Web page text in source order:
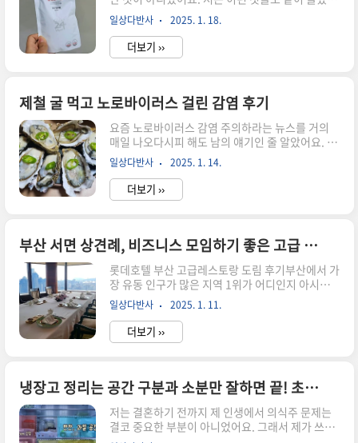
즈워크 장난감을 선물하는 건 어떨까요? 강아지에
게 노즈워크 장난감이 필요한 이유와 초보자도 쉽
게 고르는 노즈워크 장난감에 대..
라구요..ㅎㅎ종일 앉아있어서 늘어난 뱃살모니터
보느라고 늘어난 거북목변비 때문에 화장실에 앉아
있는 시간물 대신 아메리카노 마시고, 샐러드 같은
식이섬유 대신 고기 반찬이나 면 요리 더 많이 먹고,
좋다는 것도 다양하게 먹어봐도 별로 효과가 없었
어요.그런데 최근에 동료가 기가 막히는 걸 발견했
다며 하나 주길래 먹어봤는데, 3일 내내 화장실 못
갔던 거 한 번에 해결했어요. 변비에서 해방되는 이
기분, 진짜 겪어보지 못한 사람은 알 수 없을 거예요
ㅠㅠ 저의 경험담과 함께 꿀팁 공유할께요!!부작용
없는 클린24..
일상다반사 2025. 1. 18.
더보기 ››
제철 굴 먹고 노로바이러스 걸린 감염 후기
요즘 노로바이러스 감염 주의하라는 뉴스를 거의
매일 나오다시피 해도 남의 얘기인 줄 알았어요. 사
실 노로바이러스라는 건 말로만 들었지 정확하게
어디서 어떻게 감염되는지, 그게 무슨 바이러스인
지 잘 알지도 못했어요. 근데 이번에 지옥에서 온 노
로바이러스에 감염되고 나서 뼈저리게 후회했답니
옥을 맛보게 되는 그런 대환장 콜라보레이션이에
요.저는 노로바이러스 처음 걸려봤지만 이건 정말
지옥에서 온 바이러스라고 표현하고 싶을 정도로
최악의 경험이었네요.지옥에서 온 노로바이러스노
로바이러스 감염 경로저는 이번에 친구 집에서 먹
은 생굴에서 감염되었어요. 처음에 노로바이러스
가 유행인 거 생각나서 먹지 말까 잠시 고민하기도
..
일상다반사 2025. 1. 14.
더보기 ››
부산 서면 상견례, 비즈니스 모임하기 좋은 고급 중식레스토랑 도림 후기
롯데호텔 부산 고급레스토랑 도림 후기부산에서 가
장 유동 인구가 많은 지역 1위가 어디인지 아시나
요? 바로 서면이에요. 서면은 부산 지하철 1호선과
2호선이 지나가는 교통의 중심지이자 만남의 장소
이며, 부산을 방문한 모든 관광객들이 필수적으로
가는 곳이지요. 여기 서면에는 부산의 랜드마크라
연말 롯데호텔 43층에 있는 고급 중식레스토랑인
도림에서 친구들과 연말 송년회를 보내고 왔어요.
30대 초반까지만 해도 친구들과 대화가 잘 안될 정
도로 시끌벅적한 식당에서 고기 굽고 미친 듯이 웃
일상다반사 2025. 1. 11.
더보기 ››
냉장고 정리는 공간 구분과 소분만 잘하면 끝! 초보 주부의 냉장고 정리 후기
저는 결혼하기 전까지 제 인생에서 의식주 문제는
결코 중요한 부분이 아니었어요. 그래서 제가 쓰던